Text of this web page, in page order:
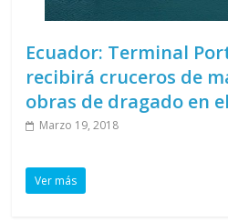
Ecuador: Terminal
recibirá cruceros de
obras de dragado en
Marzo 19, 2018
Ver más